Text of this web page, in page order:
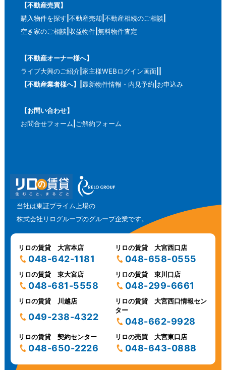
【不動産売買】
購入物件を探す 不動産売却 不動産相続のご相談
空き家のご相談 収益物件 無料物件査定
【不動産オーナー様へ】
ライブ大興のご紹介 家主様WEBログイン画面
【不動産業者様へ】
最新物件情報・内見予約 お申込み
【お問い合わせ】
お問合せフォーム ご解約フォーム
当社は東証プライム上場の
株式会社リログループのグループ企業です。
リロの賃貸 大宮本店
048-642-1181
リロの賃貸 大宮西口店
048-658-0555
リロの賃貸 東大宮店
048-681-5558
リロの賃貸 東川口店
048-299-6661
リロの賃貸 川越店
049-238-4322
リロの賃貸 大宮西口情報セン
ター
048-662-9928
リロの賃貸 契約センター
048-650-2226
リロの売買 大宮東口店
048-643-0888